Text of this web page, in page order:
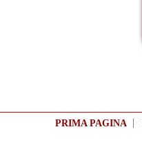
PRIMA PAGINA